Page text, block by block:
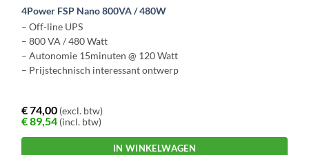
4Power FSP Nano 800VA / 480W
– Off-line UPS
– 800 VA / 480 Watt
– Autonomie 15minuten @ 120 Watt
– Prijstechnisch interessant ontwerp
€74,00 (excl. btw)
€89,54 (incl. btw)
IN WINKELWAGEN